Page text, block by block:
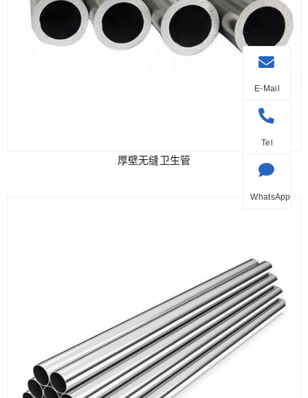
厚壁无缝卫生管
E-Mail
Tel
WhatsApp